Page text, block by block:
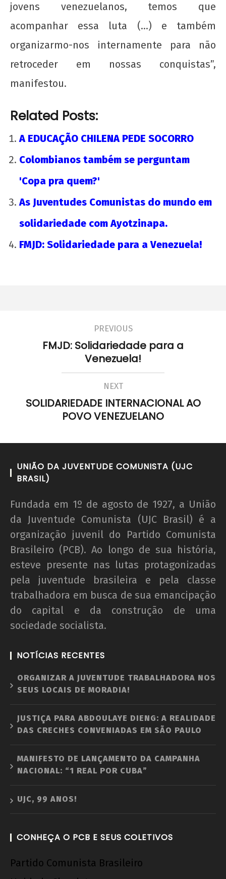
jovens venezuelanos, temos que
acompanhar essa luta (…) e também
organizarmo-nos internamente para não
retroceder em nossas conquistas”,
manifestou.
Related Posts:
A EDUCAÇÃO CHILENA PEDE SOCORRO
Colombianos também se perguntam
'Copa pra quem?'
As Juventudes Comunistas do mundo em
solidariedade com Ayotzinapa.
FMJD: Solidariedade para a Venezuela!
PREVIOUS
FMJD: Solidariedade para a
Venezuela!
NEXT
SOLIDARIEDADE INTERNACIONAL AO
POVO VENEZUELANO
UNIÃO DA JUVENTUDE COMUNISTA (UJC
BRASIL)
Fundada em 1º de agosto de 1927, a União
da Juventude Comunista (UJC Brasil) é a
organização juvenil do Partido Comunista
Brasileiro (PCB). Ao longo de sua história,
esteve presente nas lutas protagonizadas
pela juventude brasileira e pela classe
trabalhadora em busca de sua emancipação
do capital e da construção de uma
sociedade socialista.
NOTÍCIAS RECENTES
ORGANIZAR A JUVENTUDE TRABALHADORA NOS
SEUS LOCAIS DE MORADIA!
JUSTIÇA PARA ABDOULAYE DIENG: A REALIDADE
DAS CRECHES CONVENIADAS EM SÃO PAULO
MANIFESTO DE LANÇAMENTO DA CAMPANHA
NACIONAL: “1 REAL POR CUBA”
UJC, 99 ANOS!
CONHEÇA O PCB E SEUS COLETIVOS
Partido Comunista Brasileiro